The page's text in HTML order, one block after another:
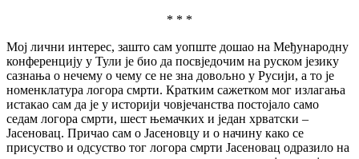
* * *
Мој лични интерес, зашто сам уопште дошао на Међународну
конференцију у Тули је био да посвједочим на руском језику
сазнања о нечему о чему се не зна довољно у Русији, а то је
номенклатура логора смрти. Кратким сажетком мог излагања
истакао сам да је у историји човјечанства постојало само
седам логора смрти, шест њемачких и један хрватски –
Јасеновац. Причао сам о Јасеновцу и о начину како се
присуство и одсуство тог логора смрти Јасеновац одразило на